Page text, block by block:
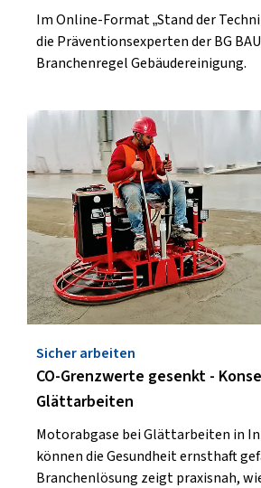
Im Online-Format „Stand der
die Präventionsexperten der BG
Branchenregel Gebäudereinigung.
Sicher arbeiten
CO-Grenzwerte gesenkt -
Glättarbeiten
Motorabgase bei Glättarbeiten in
können die Gesundheit ernsthaft
Branchenlösung zeigt praxisnah,